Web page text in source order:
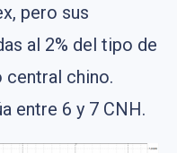
pero sus
al 2% del tipo de
central chino.
entre 6 y 7 CNH.